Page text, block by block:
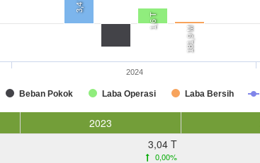
3,4 T
1,6 T
181,9 M
Beban Pokok Laba Operasi Laba Bersih
2024
2023
3,04 T
0,00%